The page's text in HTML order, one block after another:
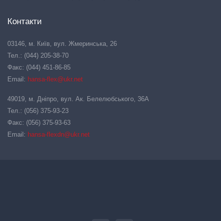
Контакти
03146, м. Київ, вул. Жмеринська, 26
Тел.: (044) 205-38-70
Факс: (044) 451-86-85
Email: hansa-flex@ukr.net
49019, м. Дніпро, вул. Ак. Белелюбського, 36А
Тел.: (056) 375-93-23
Факс: (056) 375-93-63
Email: hansa-flexdn@ukr.net